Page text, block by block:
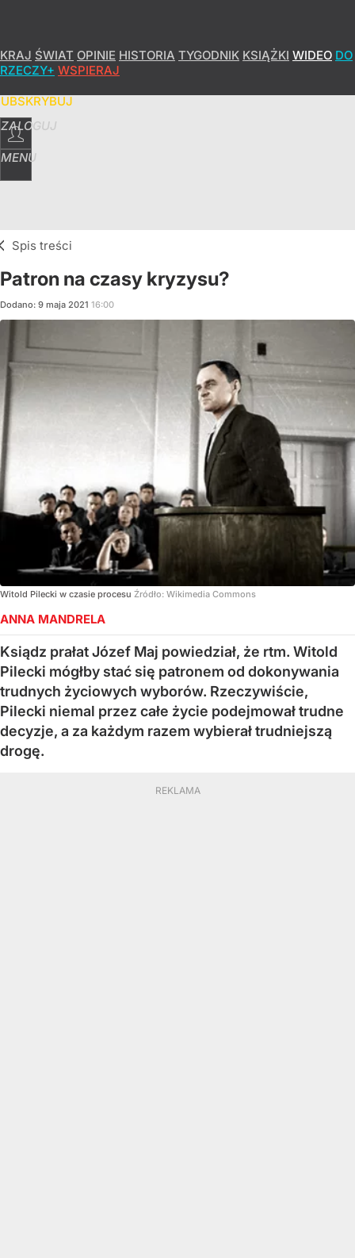
KRAJ ŚWIAT OPINIE HISTORIA TYGODNIK KSIĄŻKI WIDEO DO
RZECZY+ WSPIERAJ
ZALOGUJ
MENU
Spis treści
Patron na czasy kryzysu?
Dodano: 9 maja 2021 16:00
Witold Pilecki w czasie procesu Źródło: Wikimedia Commons
ANNA MANDRELA
Ksiądz prałat Józef Maj powiedział, że rtm. Witold
Pilecki mógłby stać się patronem od dokonywania
trudnych życiowych wyborów. Rzeczywiście,
Pilecki niemal przez całe życie podejmował trudne
decyzje, a za każdym razem wybierał trudniejszą
drogę.